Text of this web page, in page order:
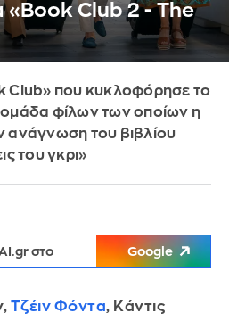
«Book Club 2 - The
Club» που κυκλοφόρησε το
ομάδα φίλων των οποίων η
ανάγνωση του βιβλίου
του γκρι»
στο Google
Τζέιν Φόντα, Κάντις